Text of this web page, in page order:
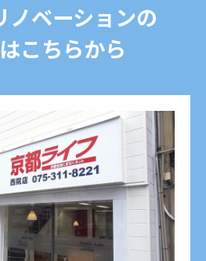
ノベーションの
こちらから